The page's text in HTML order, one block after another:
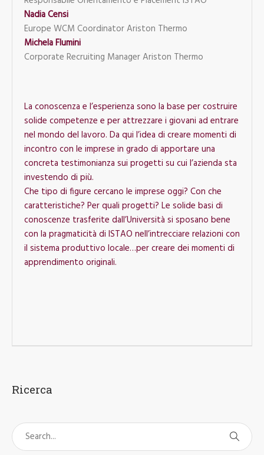
Nadia Censi
Europe WCM Coordinator Ariston Thermo
Michela Flumini
Corporate Recruiting Manager Ariston Thermo
La conoscenza e l’esperienza sono la base per costruire
solide competenze e per attrezzare i giovani ad entrare
nel mondo del lavoro. Da qui l’idea di creare momenti di
incontro con le imprese in grado di apportare una
concreta testimonianza sui progetti su cui l’azienda sta
investendo di più.
Che tipo di figure cercano le imprese oggi? Con che
caratteristiche? Per quali progetti? Le solide basi di
conoscenze trasferite dall’Università si sposano bene
con la pragmaticità di ISTAO nell’intrecciare relazioni con
il sistema produttivo locale…per creare dei momenti di
apprendimento originali.
Ricerca